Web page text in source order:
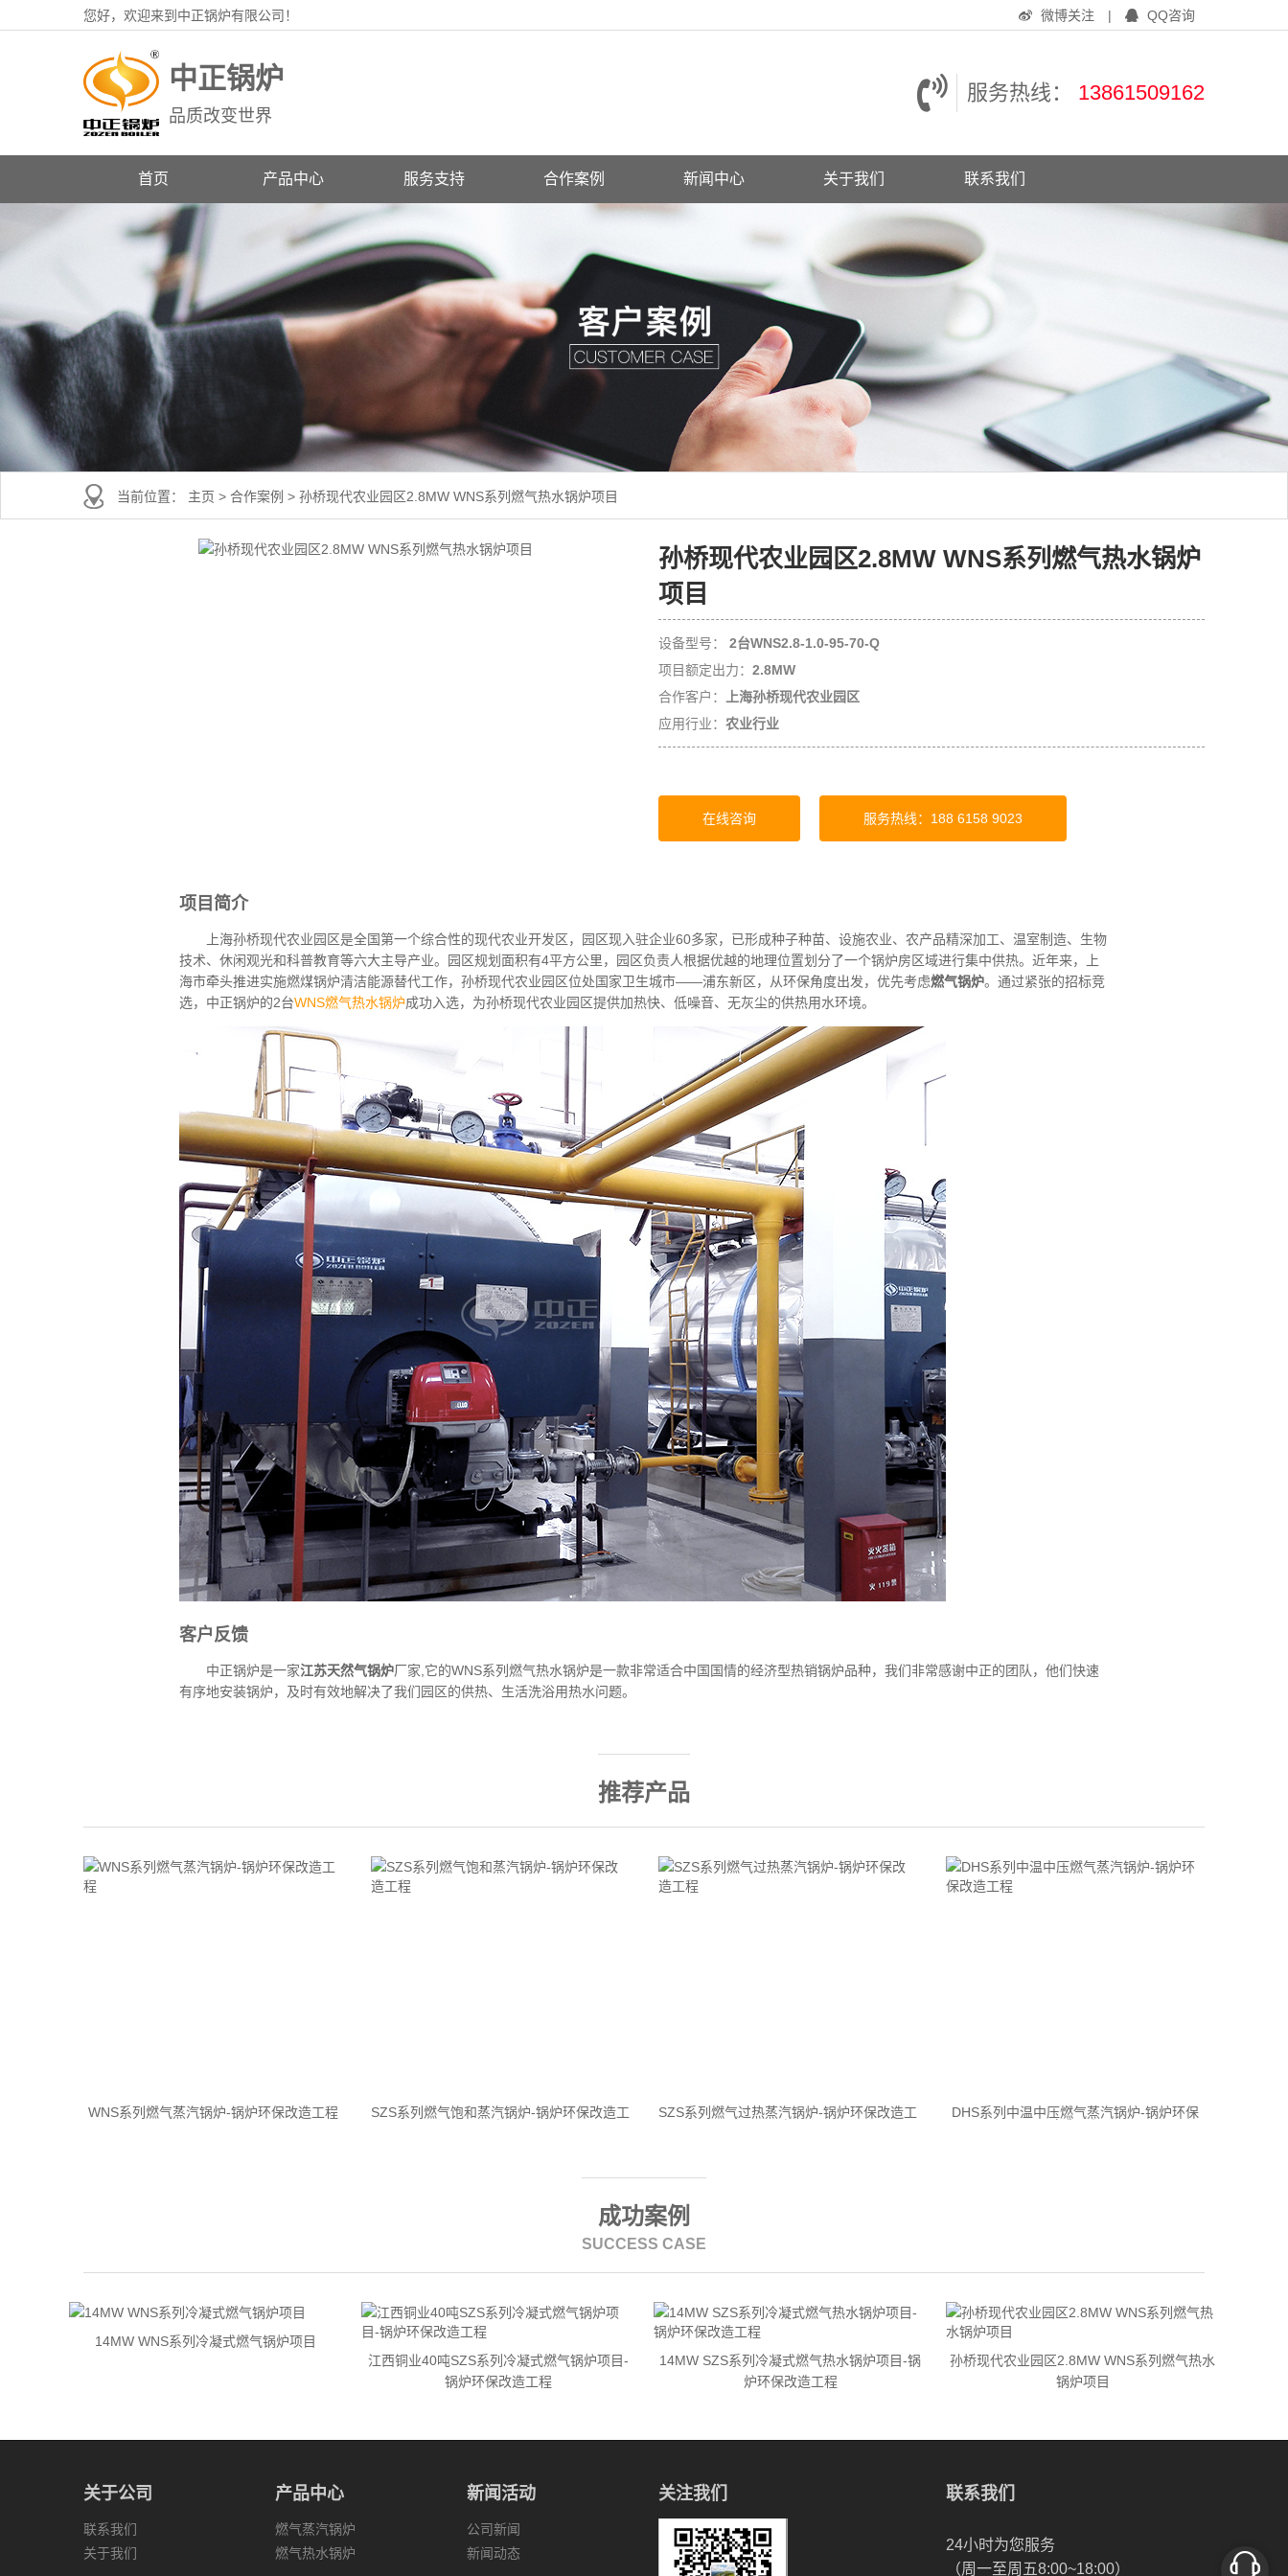
您好，欢迎来到中正锅炉有限公司！ 微博关注 | QQ咨询
中正锅炉
品质改变世界
服务热线： 13861509162
首页 产品中心 服务支持 合作案例 新闻中心 关于我们 联系我们
当前位置： 主页 > 合作案例 > 孙桥现代农业园区2.8MW WNS系列燃气热水锅炉项目
孙桥现代农业园区2.8MW WNS系列燃气热水锅炉
项目
设备型号： 2台WNS2.8-1.0-95-70-Q
项目额定出力： 2.8MW
合作客户：
上海孙桥现代农业园区
应用行业： 农业行业
在线咨询 服务热线：188 6158 9023
项目简介
上海孙桥现代农业园区是全国第一个综合性的现代农业开发区，园区现入驻企业60多家，已形成种子种苗、设施农业、农产品精深加工、温室制造、生物
技术、休闲观光和科普教育等六大主导产业。园区规划面积有4平方公里，园区负责人根据优越的地理位置划分了一个锅炉房区域进行集中供热。近年来，上
海市牵头推进实施燃煤锅炉清洁能源替代工作，孙桥现代农业园区位处国家卫生城市——浦东新区，从环保角度出发，优先考虑燃气锅炉。通过紧张的招标竞
选，中正锅炉的2台WNS燃气热水锅炉成功入选，为孙桥现代农业园区提供加热快、低噪音、无灰尘的供热用水环境。
客户反馈
中正锅炉是一家江苏天然气锅炉厂家,它的WNS系列燃气热水锅炉是一款非常适合中国国情的经济型热销锅炉品种，我们非常感谢中正的团队，他们快速
有序地安装锅炉，及时有效地解决了我们园区的供热、生活洗浴用热水问题。
推荐产品
WNS系列燃气蒸汽锅炉-锅炉环保改造工程
SZS系列燃气饱和蒸汽锅炉-锅炉环保改造工
SZS系列燃气过热蒸汽锅炉-锅炉环保改造工
DHS系列中温中压燃气蒸汽锅炉-锅炉环保
成功案例
SUCCESS CASE
14MW WNS系列冷凝式燃气锅炉项目
江西铜业40吨SZS系列冷凝式燃气锅炉项目-
锅炉环保改造工程
14MW SZS系列冷凝式燃气热水锅炉项目-锅
炉环保改造工程
孙桥现代农业园区2.8MW WNS系列燃气热水
锅炉项目
关于公司
联系我们
关于我们
产品中心
燃气蒸汽锅炉
燃气热水锅炉
新闻活动
公司新闻
新闻动态
关注我们 联系我们
24小时为您服务
（周一至周五8:00~18:00）